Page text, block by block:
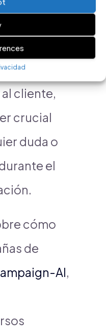
la
cliente,
crucial
duda o
el
cómo
de
AI,